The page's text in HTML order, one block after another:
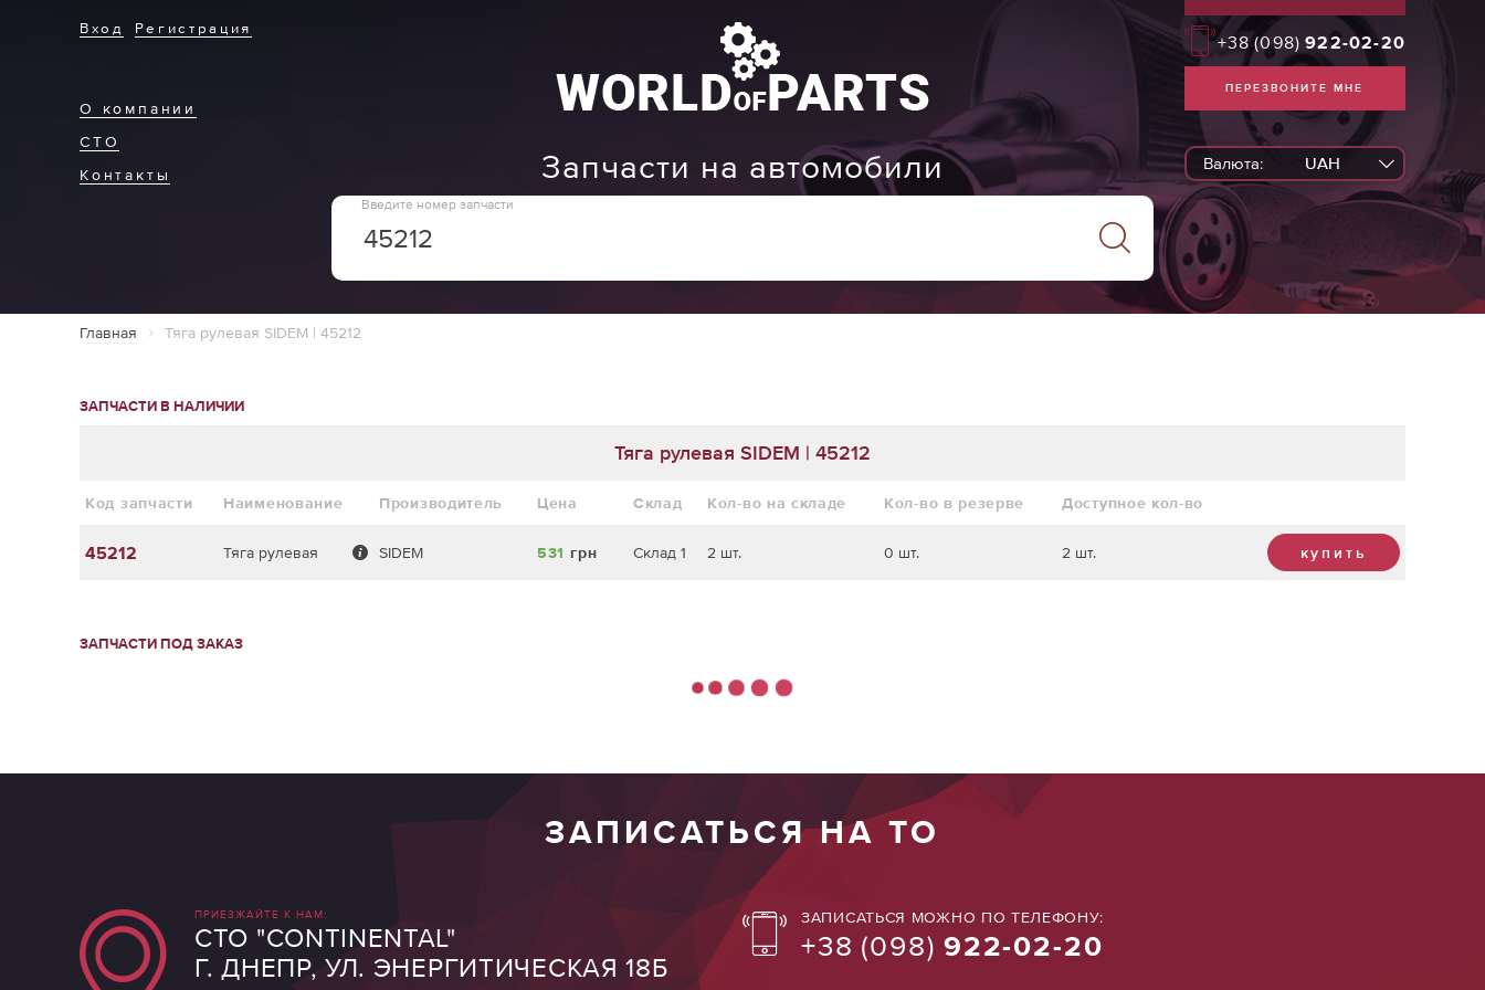
О компании
СТО
Контакты
Вход Регистрация
+38 (098) 922-02-20
ПЕРЕЗВОНИТЕ МНЕ
Запчасти на автомобили
Введите номер запчасти
Валюта: UAH
Главная Тяга рулевая SIDEM | 45212
ЗАПЧАСТИ В НАЛИЧИИ
Тяга рулевая SIDEM | 45212
Код запчасти Наименование Производитель Цена Склад Кол-во на складе Кол-во в резерве Доступное кол-во
45212 Тяга рулевая SIDEM 531 грн Склад 1 2 шт. 0 шт. 2 шт. купить
ЗАПЧАСТИ ПОД ЗАКАЗ
ЗАПИСАТЬСЯ НА ТО
ПРИЕЗЖАЙТЕ К НАМ:
СТО "CONTINENTAL"
Г. ДНЕПР, УЛ. ЭНЕРГИТИЧЕСКАЯ 18Б
ЗАПИСАТЬСЯ МОЖНО ПО ТЕЛЕФОНУ:
+38 (098) 922-02-20